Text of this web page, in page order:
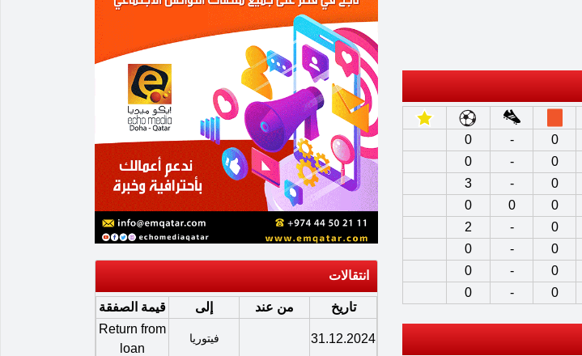
0
-
0
0
-
0
0
-
3
0
0
0
0
-
2
0
-
0
0
-
0
0
-
0
انتقالات
تاريخ من عند إلى قيمة الصفقة
31.12.2024 فيتوريا
Return from
loan